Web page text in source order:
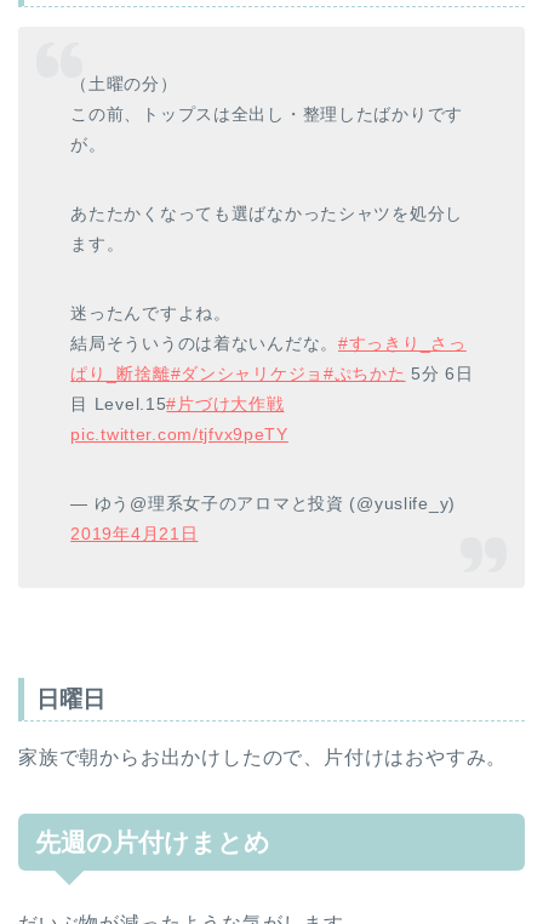
（土曜の分）
この前、トップスは全出し・整理したばかりです
が。
あたたかくなっても選ばなかったシャツを処分し
ます。
迷ったんですよね。
結局そういうのは着ないんだな。 #すっきり_さっ
ぱり_断捨離#ダンシャリケジョ #ぷちかた 5分 6日
目 Level.15#片づけ大作戦
pic.twitter.com/tjfvx9peTY
— ゆう@理系女子のアロマと投資 (@yuslife_y)
2019年4月21日
日曜日
家族で朝からお出かけしたので、片付けはおやすみ。
先週の片付けまとめ